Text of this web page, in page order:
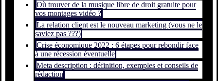
Où trouver de la musique libre de droit gratuite pour
vos montages vidéo ?
La relation client est le nouveau marketing (vous ne le
saviez pas ???)
Crise économique 2022 : 6 étapes pour rebondir face
à une récession éventuelle
Meta description : définition, exemples et conseils de
rédaction